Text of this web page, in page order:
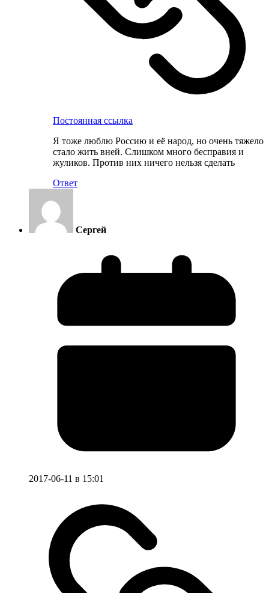
Постоянная ссылка
Я тоже люблю Россию и её народ, но очень тяжело
стало жить вней. Слишком много бесправия и
жуликов. Против них ничего нельзя сделать
Ответ
Сергей
2017-06-11 в 15:01